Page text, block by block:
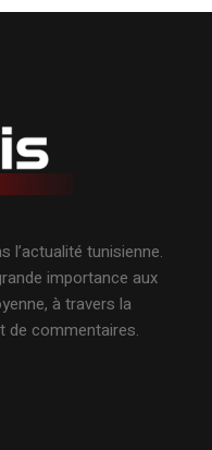
l’actualité tunisienne.
importance aux
à travers la
de commentaires.